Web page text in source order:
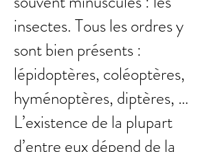
insectes. Tous les ordres y
sont bien présents :
lépidoptères, coléoptères,
hyménoptères, diptères, …
L’existence de la plupart
d’entre eux dépend de la